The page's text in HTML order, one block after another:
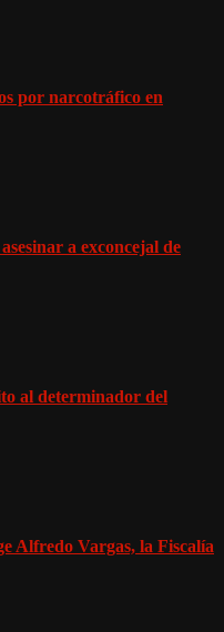
por narcotráfico en
a exconcejal de
al determinador del
Alfredo Vargas, la Fiscalía